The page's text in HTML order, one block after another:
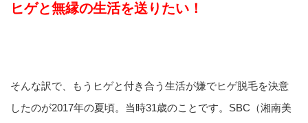
ヒゲと無縁の生活を送りたい！
そんな訳で、もうヒゲと付き合う生活が嫌でヒゲ脱毛を決意
したのが2017年の夏頃。当時31歳のことです。SBC（湘南美